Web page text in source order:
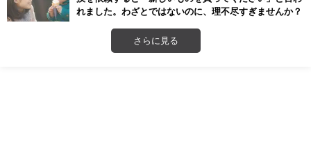
れました。わざとではないのに、理不尽すぎませんか？
さらに見る